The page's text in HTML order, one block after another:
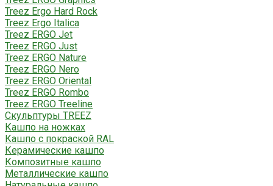
Treez Ergo Hard Rock
Treez Ergo Italica
Treez ERGO Jet
Treez ERGO Just
Treez ERGO Nature
Treez ERGO Nero
Treez ERGO Oriental
Treez ERGO Rombo
Treez ERGO Treeline
Скульптуры TREEZ
Кашпо на ножках
Кашпо с покраской RAL
Керамические кашпо
Композитные кашпо
Металлические кашпо